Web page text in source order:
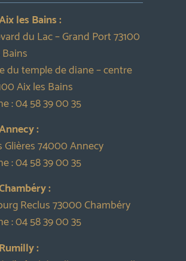
les Bains :
du Lac – Grand Port 73100
du temple de diane – centre
Aix les Bains
:04 58 39 00 35
:
Glières 74000 Annecy
:04 58 39 00 35
:
Reclus 73000 Chambéry
:04 58 39 00 35
: